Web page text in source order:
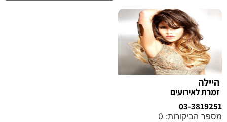
היילה
זמרת לאירועים
03-3819251
מספר הביקורות: 0